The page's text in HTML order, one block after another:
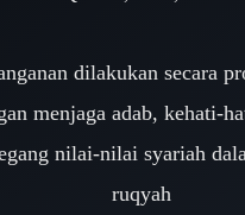
dilakukan secara
menjaga adab, kehati-
nilai-nilai syariah
ruqyah